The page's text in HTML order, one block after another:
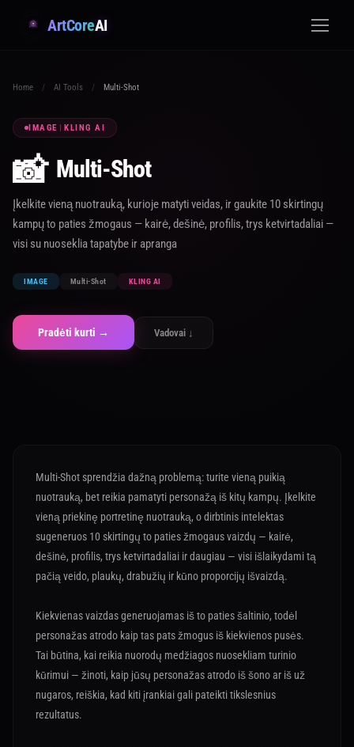
ArtCoreAI
Home / AI Tools / Multi-Shot
IMAGE | KLING AI
📸 Multi-Shot
Įkelkite vieną nuotrauką, kurioje matyti veidas, ir gaukite 10 skirtingų
kampų to paties žmogaus — kairė, dešinė, profilis, trys ketvirtadaliai —
visi su nuoseklia tapatybe ir apranga
IMAGE Multi-Shot KLING AI
Pradėti kurti → Vadovai ↓
Multi-Shot sprendžia dažną problemą: turite vieną puikią
nuotrauką, bet reikia pamatyti personažą iš kitų kampų. Įkelkite
vieną priekinę portretinę nuotrauką, o dirbtinis intelektas
sugeneruos 10 skirtingų to paties žmogaus vaizdų — kairė,
dešinė, profilis, trys ketvirtadaliai ir daugiau — visi išlaikydami tą
pačią veido, plaukų, drabužių ir kūno proporcijų išvaizdą.
Kiekvienas vaizdas generuojamas iš to paties šaltinio, todėl
personažas atrodo kaip tas pats žmogus iš kiekvienos pusės.
Tai būtina, kai reikia nuorodų medžiagos nuosekliam turinio
kūrimui — žinoti, kaip jūsų personažas atrodo iš šono ar iš už
nugaros, reiškia, kad kiti įrankiai gali pateikti tikslesnius
rezultatus.